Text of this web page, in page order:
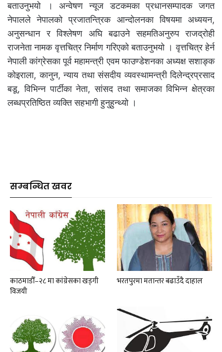
बताउनुभयो । अन्वेषण न्यूज डटकमका प्रधानसम्पादक जगत
नेपालले नेपालको प्रजातन्त्रिक आन्दोलनका विषयमा अध्ययन,
अनुसन्धान र विश्लेषण अघि बढाउने सहमतिअनुरुप राजद्रोही
राजनेता नामक वृत्तचित्र निर्माण गरिएको बताउनुभयो । वृत्तचित्र हेर्न
नेपाली कांग्रेसका पूर्व महामन्त्री एवम फाउण्डेशनका अध्यक्ष सशाङ्क
कोइराला, कानुन, न्याय तथा संसदीय व्यवस्थामन्त्री दिलेन्द्रप्रसाद
बडू, विभिन्न पार्टीका नेता, सांसद तथा समाजका विभिन्न क्षेत्रका
लब्धप्रतिष्ठित व्यक्ति सहभागी हुनुहुन्थ्यो ।
सम्बन्धित खवर
काठमाडौँ–२८ मा कांग्रेसका खड्गी
विजयी
भरतपुरमा मतान्तर बढाउँदै दाहाल